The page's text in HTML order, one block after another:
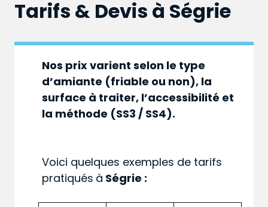
Tarifs & Devis à Ségrie
Nos prix varient selon le type
d’amiante (friable ou non), la
surface à traiter, l’accessibilité et
la méthode (SS3 / SS4).
Voici quelques exemples de tarifs
pratiqués à Ségrie :